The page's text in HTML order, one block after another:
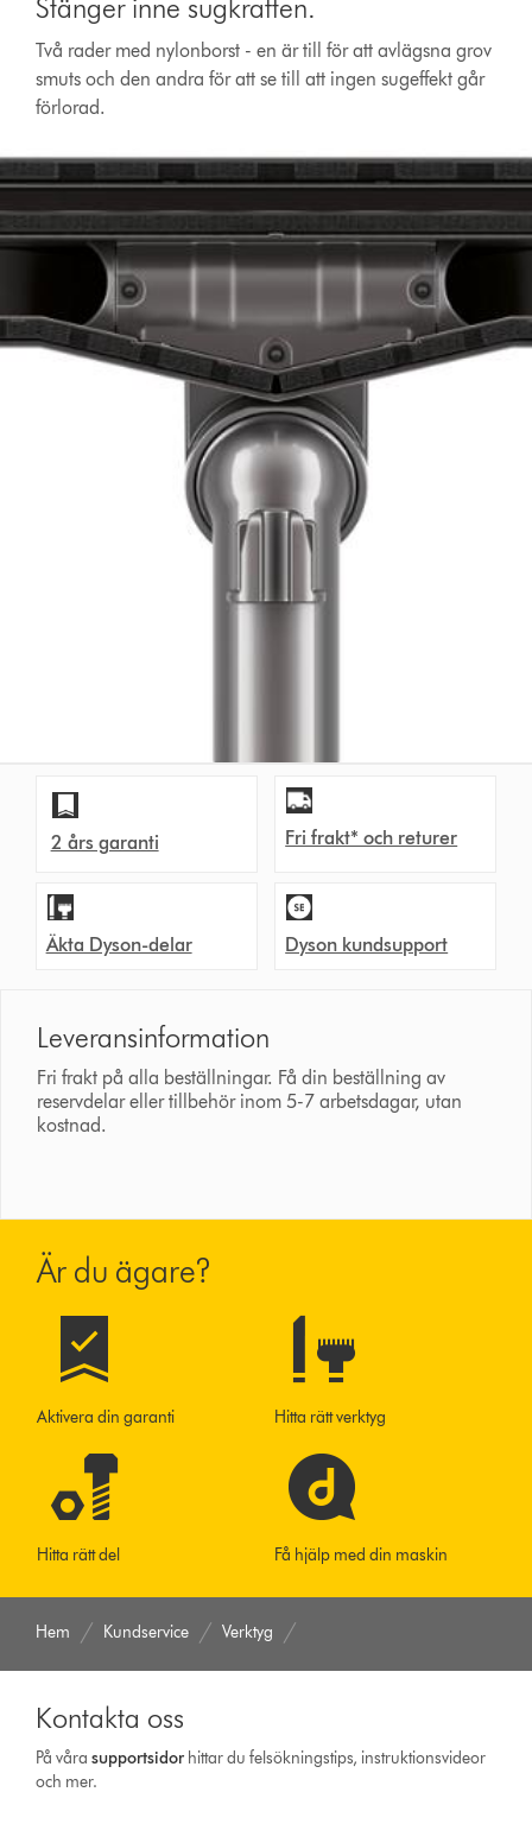
Stänger inne sugkraften.
Två rader med nylonborst - en är till för att avlägsna grov
smuts och den andra för att se till att ingen sugeffekt går
förlorad.
2 års garanti Fri frakt* och returer
Äkta Dyson-delar Dyson kundsupport
Leveransinformation
Fri frakt på alla beställningar. Få din beställning av
reservdelar eller tillbehör inom 5-7 arbetsdagar, utan
kostnad.
Är du ägare?
Aktivera din garanti Hitta rätt verktyg
Hitta rätt del Få hjälp med din maskin
Hem Kundservice Verktyg
Kontakta oss
På vårasupport­sidor hittar du felsökningstips, instruktionsvideor
och mer.